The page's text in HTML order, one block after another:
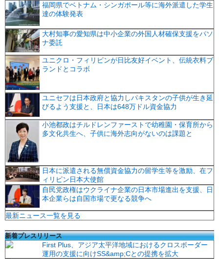
福岡県でベトナム・シンガポール等に海外派遣した学生
達の体験発表
大村知事の愛知県は中小企業の外国人材確保支援をパソ
ナ委託
ユニクロ・フィリピンが日比友好イベント、伝統衣料ブ
ランドとコラボ
ユニセフは日本政府と協力しパキスタンの子供が生き延
びるよう支援と、日本は648万ドル資金協力
小池都政はチルドレンファーストで幼稚園・保育所から
多文化共生へ、子供に海外志向がないのは課題と
日本に派遣される無償資金協力の留学生等を激励、在フ
ィリピン日本大使館
自民党政権はウクライナ企業の日本市場進出を支援、日
本企業らは自国市場で更なる競争へ
最新ニュース一覧を見る
新着プレスリリース
First Plus、アジア太平洋地域におけるクロスボーダー
運用の支援に向けSS&amp;Cとの提携を拡大